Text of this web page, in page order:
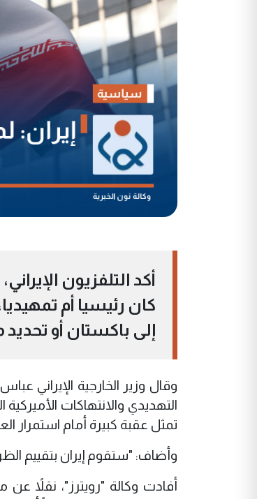
أكد التلفزيون
كان رئيسيا أم
إلى باكستان أو
وقال وزير الخارجية الإيراني
التهديدي والانتهاكات
تمثل عقبة كبيرة أمام استمرار
وأضاف: "ستقوم إيران بتقييم
أفادت وكالة "رويترز"، نقلاً عن